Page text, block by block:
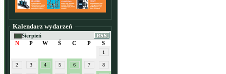
Kalendarz wydarzeń
Sierpień
N
P W Ś C P S
1
2 3 4 5 6 7 8